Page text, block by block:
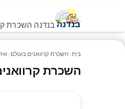
בנדנה השכרת
בית› השכרת קרוואנים בעולם ›
השכרת